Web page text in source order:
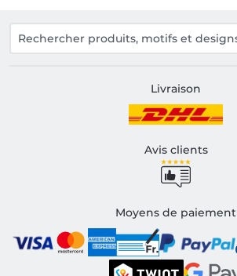
Livraison
Avis clients
Moyens de paiement